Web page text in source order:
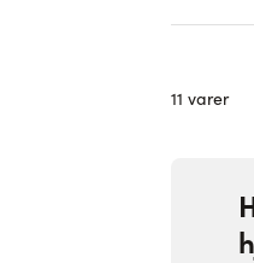
11 varer